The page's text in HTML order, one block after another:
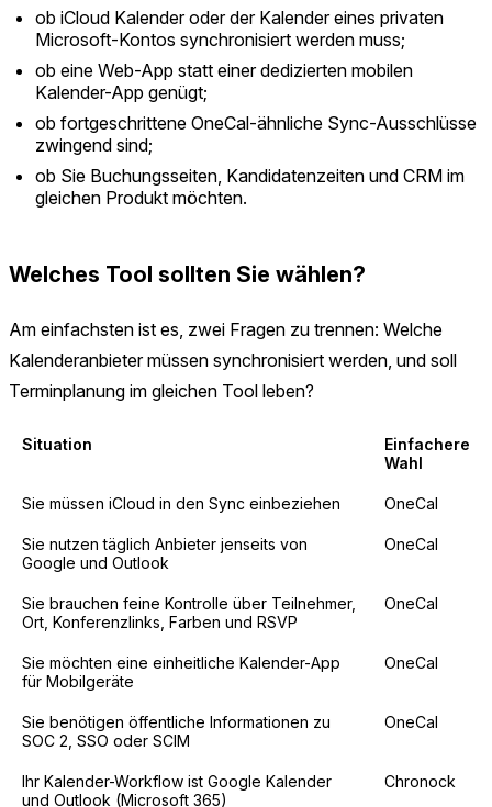
ob iCloud Kalender oder der Kalender eines privaten
Microsoft-Kontos synchronisiert werden muss;
ob eine Web-App statt einer dedizierten mobilen
Kalender-App genügt;
ob fortgeschrittene OneCal-ähnliche Sync-Ausschlüsse
zwingend sind;
ob Sie Buchungsseiten, Kandidatenzeiten und CRM im
gleichen Produkt möchten.
Welches Tool sollten Sie wählen?
Am einfachsten ist es, zwei Fragen zu trennen: Welche
Kalenderanbieter müssen synchronisiert werden, und soll
Terminplanung im gleichen Tool leben?
Situation
Einfachere
Wahl
Sie müssen iCloud in den Sync einbeziehen OneCal
Sie nutzen täglich Anbieter jenseits von
Google und Outlook
OneCal
Sie brauchen feine Kontrolle über Teilnehmer,
Ort, Konferenzlinks, Farben und RSVP
OneCal
Sie möchten eine einheitliche Kalender-App
für Mobilgeräte
OneCal
Sie benötigen öffentliche Informationen zu
SOC 2, SSO oder SCIM
OneCal
Ihr Kalender-Workflow ist Google Kalender
und Outlook (Microsoft 365)
Chronock